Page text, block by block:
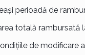
perioadă de
totală rambursată
de modificare